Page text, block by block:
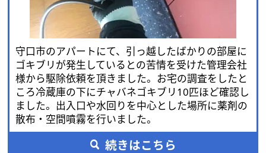
守口市のアパートにて、引っ越したばかりの部屋に
ゴキブリが発生しているとの苦情を受けた管理会社
様から駆除依頼を頂きました。お宅の調査をしたと
ころ冷蔵庫の下にチャバネゴキブリ10匹ほど確認し
ました。出入口や水回りを中心とした場所に薬剤の
散布・空間噴霧を行いました。
続きはこちら